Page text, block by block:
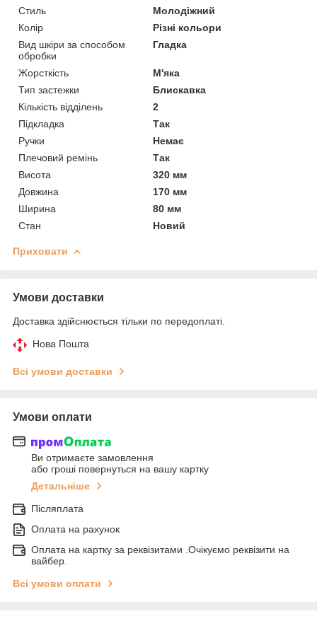
Стиль
Молодіжний
Колір
Різні кольори
Вид шкіри за способом
обробки
Гладка
Жорсткість
М'яка
Тип застежки
Блискавка
Кількість відділень
2
Підкладка
Так
Ручки
Немає
Плечовий ремінь
Так
Висота
320 мм
Довжина
170 мм
Ширина
80 мм
Стан
Новий
Приховати
Умови доставки
Доставка здійснюється тільки по передоплаті.
Нова Пошта
Всі умови доставки
Умови оплати
Ви отримаєте замовлення
або гроші повернуться на вашу картку
Детальніше
Післяплата
Оплата на рахунок
Оплата на картку за реквізитами .Очікуємо реквізити на
вайбер.
Всі умови оплати